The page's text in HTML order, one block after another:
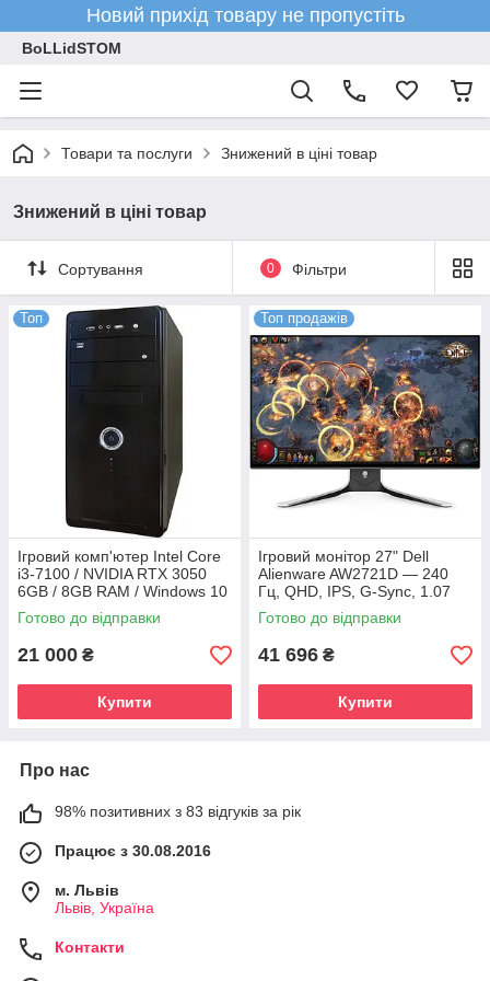
Новий прихід товару не пропустіть
BoLLidSTOM
Товари та послуги Знижений в ціні товар
Знижений в ціні товар
Сортування 0 Фільтри
Топ
Ігровий комп'ютер Intel Core
i3-7100 / NVIDIA RTX 3050
6GB / 8GB RAM / Windows 10
Pro
Готово до відправки
21 000 ₴
Купити
Топ продажів
Ігровий монітор 27" Dell
Alienware AW2721D — 240
Гц, QHD, IPS, G-Sync, 1.07
млрд кольорів (Б/В)
Готово до відправки
41 696 ₴
Купити
Про нас
98% позитивних з 83 відгуків за рік
Працює з 30.08.2016
м. Львів
Львів, Україна
Контакти